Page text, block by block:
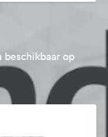
beschikbaar op